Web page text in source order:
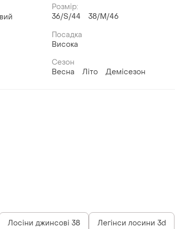
Розмір:
36/S/44
38/M/46
Посадка
Висока
Сезон
Весна
Літо Демісезон
Лосіни джинсові 38 Легінси лосини 3d